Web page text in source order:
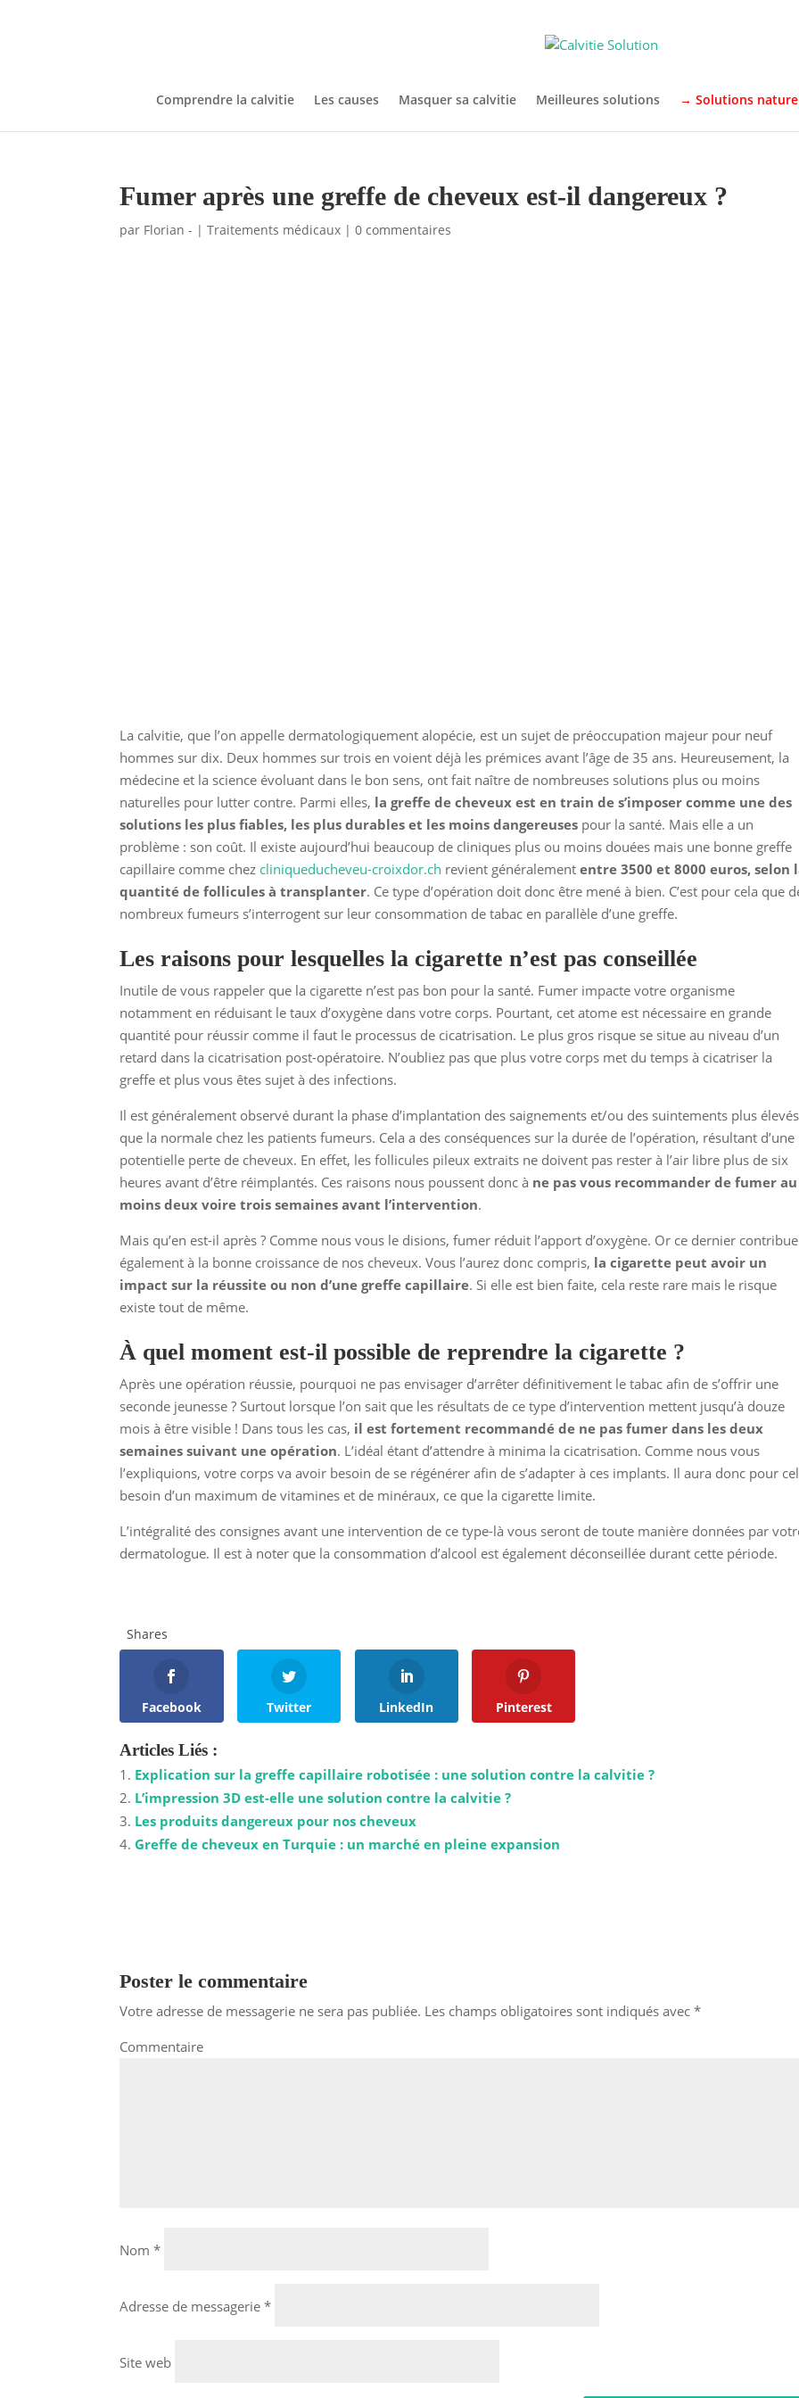
Comprendre la calvitie Les causes Masquer sa calvitie Meilleures solutions → Solutions
Fumer après une greffe de cheveux est-il dangereux ?
par Florian - |Traitements médicaux |0 commentaires
La calvitie, que l’on appelle dermatologiquement alopécie, est un sujet de préoccupation majeur pour neuf
hommes sur dix. Deux hommes sur trois en voient déjà les prémices avant l’âge de 35 ans. Heureusement, la
médecine et la science évoluant dans le bon sens, ont fait naître de nombreuses solutions plus ou moins
naturelles pour lutter contre. Parmi elles, la greffe de cheveux est en train de s’imposer comme une des
solutions les plus fiables, les plus durables et les moins dangereuses pour la santé. Mais elle a un
problème : son coût. Il existe aujourd’hui beaucoup de cliniques plus ou moins douées mais une bonne greffe
capillaire comme chez cliniqueducheveu-croixdor.ch revient généralemententre 3500 et 8000 euros, selon
quantité de follicules à transplanter. Ce type d’opération doit donc être mené à bien. C’est pour cela que
nombreux fumeurs s’interrogent sur leur consommation de tabac en parallèle d’une greffe.
Les raisons pour lesquelles la cigarette n’est pas conseillée
Inutile de vous rappeler que la cigarette n’est pas bon pour la santé. Fumer impacte votre organisme
notamment en réduisant le taux d’oxygène dans votre corps. Pourtant, cet atome est nécessaire en grande
quantité pour réussir comme il faut le processus de cicatrisation. Le plus gros risque se situe au niveau d’un
retard dans la cicatrisation post-opératoire. N’oubliez pas que plus votre corps met du temps à cicatriser la
greffe et plus vous êtes sujet à des infections.
Il est généralement observé durant la phase d’implantation des saignements et/ou des suintements plus élevés
que la normale chez les patients fumeurs. Cela a des conséquences sur la durée de l’opération, résultant d’une
potentielle perte de cheveux. En effet, les follicules pileux extraits ne doivent pas rester à l’air libre plus de six
heures avant d’être réimplantés. Ces raisons nous poussent donc à ne pas vous recommander de fumer au
moins deux voire trois semaines avant l’intervention.
Mais qu’en est-il après ? Comme nous vous le disions, fumer réduit l’apport d’oxygène. Or ce dernier contribue
également à la bonne croissance de nos cheveux. Vous l’aurez donc compris, la cigarette peut avoir un
impact sur la réussite ou non d’une greffe capillaire. Si elle est bien faite, cela reste rare mais le risque
existe tout de même.
À quel moment est-il possible de reprendre la cigarette ?
Après une opération réussie, pourquoi ne pas envisager d’arrêter définitivement le tabac afin de s’offrir une
seconde jeunesse ? Surtout lorsque l’on sait que les résultats de ce type d’intervention mettent jusqu’à douze
mois à être visible ! Dans tous les cas, il est fortement recommandé de ne pas fumer dans les deux
semaines suivant une opération. L’idéal étant d’attendre à minima la cicatrisation. Comme nous vous
l’expliquions, votre corps va avoir besoin de se régénérer afin de s’adapter à ces implants. Il aura donc pour
besoin d’un maximum de vitamines et de minéraux, ce que la cigarette limite.
L’intégralité des consignes avant une intervention de ce type-là vous seront de toute manière données par
dermatologue. Il est à noter que la consommation d’alcool est également déconseillée durant cette période.
Shares
Facebook Twitter LinkedIn Pinterest
Articles Liés :
Explication sur la greffe capillaire robotisée : une solution contre la calvitie ?
L’impression 3D est-elle une solution contre la calvitie ?
Les produits dangereux pour nos cheveux
Greffe de cheveux en Turquie : un marché en pleine expansion
Poster le commentaire
Votre adresse de messagerie ne sera pas publiée. Les champs obligatoires sont indiqués avec*
Commentaire
Nom*
Adresse de messagerie*
Site web